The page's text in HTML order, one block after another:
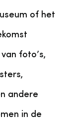
of het
foto’s,
andere
in de